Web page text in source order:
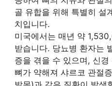
골 유합을 위해 특별히 설
치입니다.
미국에서는 매년 약
받습니다. 당뇨병 환자는
증을 겪을 수 있으며, 신
뼈가 약해져 샤르코 관절